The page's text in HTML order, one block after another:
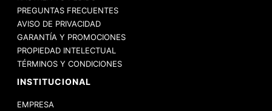
PREGUNTAS FRECUENTES
AVISO DE PRIVACIDAD
GARANTÍA Y PROMOCIONES
PROPIEDAD INTELECTUAL
TÉRMINOS Y CONDICIONES
INSTITUCIONAL
EMPRESA